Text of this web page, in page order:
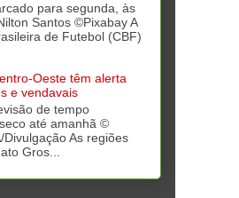
para segunda, às
Santos ©Pixabay A
de Futebol (CBF)
Oeste têm alerta
e vendavais
de tempo
até amanhã ©
Divulgação As regiões
Gros...